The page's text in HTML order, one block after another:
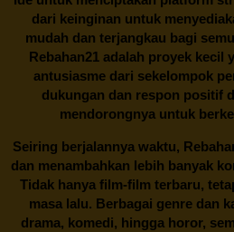
dari keinginan untuk
mudah dan terjangkau bagi
Rebahan21 adalah proyek kecil
antusiasme dari sekelompok
dukungan dan respon positif
mendorongnya untuk
Seiring berjalannya waktu,
dan menambahkan lebih banyak
Tidak hanya film-film terbaru,
masa lalu. Berbagai genre dan
drama, komedi, hingga horor,